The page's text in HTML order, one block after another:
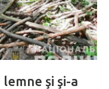
şi şi-a